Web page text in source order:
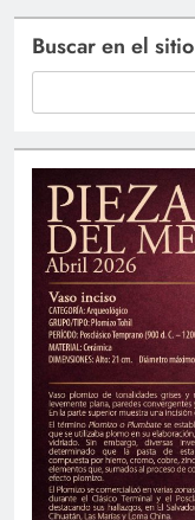
Buscar en el sitio